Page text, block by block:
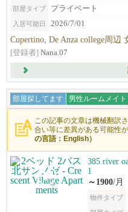
部屋タイプ プライベート
入居可能日 2026/7/01
Cupertino, De Anza college周
[登録者] Nana.07
部屋探してます 男性ルームメイト
この記事の文章は機械翻訳
合い等に差異がある可能性
の言語：English）
385 river
1
～1900/月
物件タイプ